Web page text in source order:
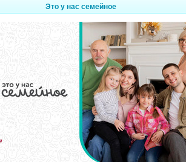
Это у нас семейное